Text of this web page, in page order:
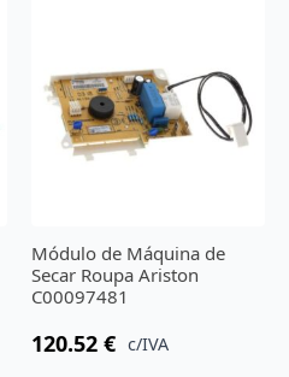
Módulo de Máquina de
Secar Roupa Ariston
C00097481
120.52 € c/IVA